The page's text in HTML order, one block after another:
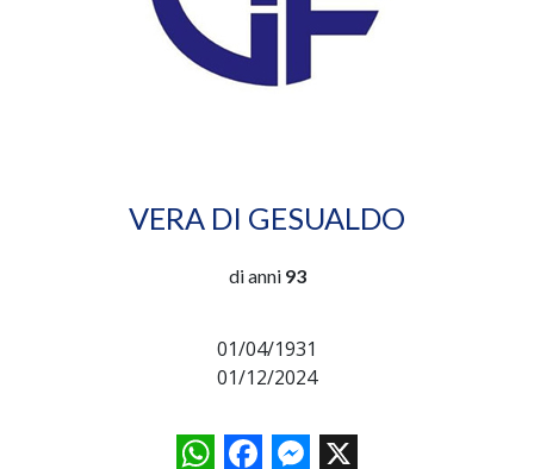
VERA DI GESUALDO
di anni 93
01/04/1931
01/12/2024
WhatsAppFacebookMessenger
X